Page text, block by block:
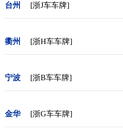
台州 [浙J车车牌]
衢州 [浙H车车牌]
宁波 [浙B车车牌]
金华 [浙G车车牌]